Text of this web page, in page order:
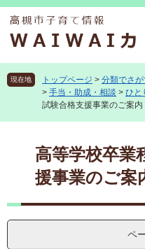
ペ
先
。
メ
を
て
現在地 トップページ > 分類でさ
> 手当・助成・相談 > ひと
試験合格支援事業のご案内
高等学校卒業
援事業のご案
ペ